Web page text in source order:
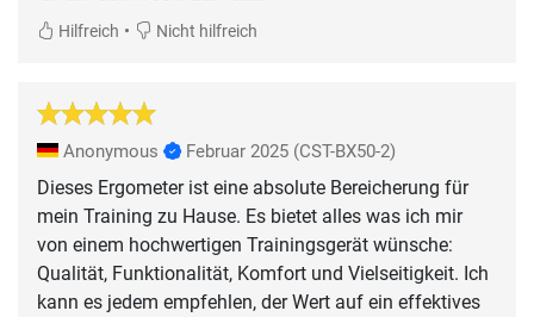
Hilfreich • Nicht hilfreich
Anonymous Februar 2025 (CST-BX50-2)
Dieses Ergometer ist eine absolute Bereicherung für
mein Training zu Hause. Es bietet alles was ich mir
von einem hochwertigen Trainingsgerät wünsche:
Qualität, Funktionalität, Komfort und Vielseitigkeit. Ich
kann es jedem empfehlen, der Wert auf ein effektives